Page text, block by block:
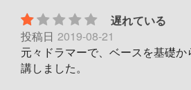
遅れている
投稿日 2019-08-21
元々ドラマーで、ベースを基礎
講しました。